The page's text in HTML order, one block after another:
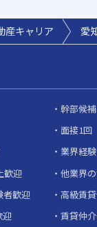
産キャリア 愛
幹部候
面接1回
業界経
歓迎
他業界
者歓迎
高級賃
迎
賃貸仲